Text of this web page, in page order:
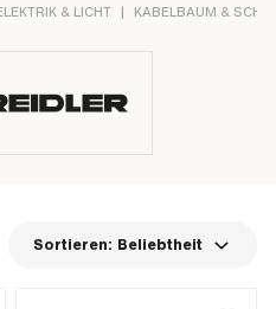
& LICHT | KABELBAUM &
Sortieren: Beliebtheit